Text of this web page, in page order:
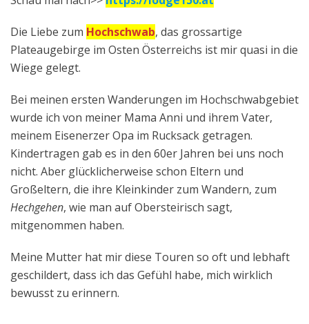
Die Liebe zum Hochschwab, das grossartige
Plateaugebirge im Osten Österreichs ist mir quasi in die
Wiege gelegt.
Bei meinen ersten Wanderungen im Hochschwabgebiet
wurde ich von meiner Mama Anni und ihrem Vater,
meinem Eisenerzer Opa im Rucksack getragen.
Kindertragen gab es in den 60er Jahren bei uns noch
nicht. Aber glücklicherweise schon Eltern und
Großeltern, die ihre Kleinkinder zum Wandern, zum
Hechgehen, wie man auf Obersteirisch sagt,
mitgenommen haben.
Meine Mutter hat mir diese Touren so oft und lebhaft
geschildert, dass ich das Gefühl habe, mich wirklich
bewusst zu erinnern.